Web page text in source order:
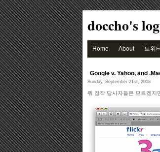
doccho's log
Home About 트위
Google v. Yahoo, and
Sunday, September 21st, 2008
뭐 정작 당사자들은 모르겠지